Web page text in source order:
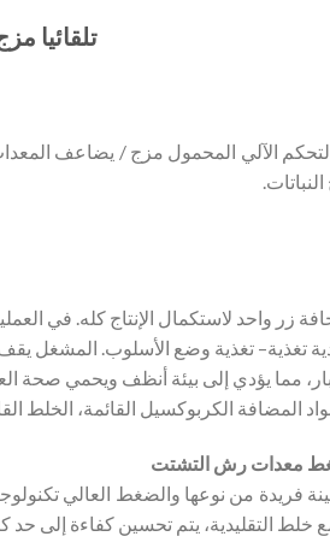
تلقائيا
الآلي المحمول مزج / يضاعف
معدات رش التشتت
فريدة من نوعها والضغط العالي
خلط التقليدية، يتم تحسين كفاءة إلى حد